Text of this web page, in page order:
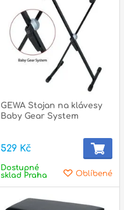
GEWA Stojan na klávesy
Baby Gear System
529 Kč
Oblíbené
Dostupné
sklad Praha